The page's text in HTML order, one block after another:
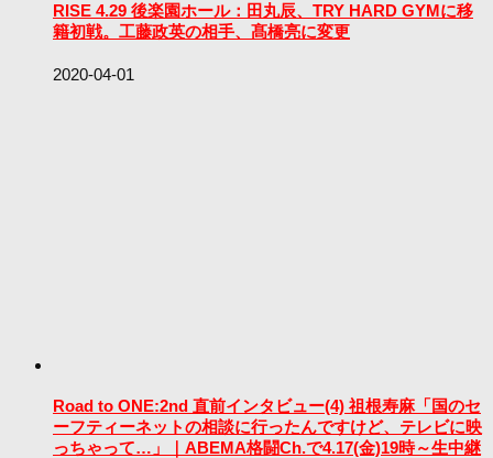
RISE 4.29 後楽園ホール：田丸辰、TRY HARD GYMに移
籍初戦。工藤政英の相手、髙橋亮に変更
2020-04-01
Road to ONE:2nd 直前インタビュー(4) 祖根寿麻「国のセ
ーフティーネットの相談に行ったんですけど、テレビに映
っちゃって…」｜ABEMA格闘Ch.で4.17(金)19時～生中継